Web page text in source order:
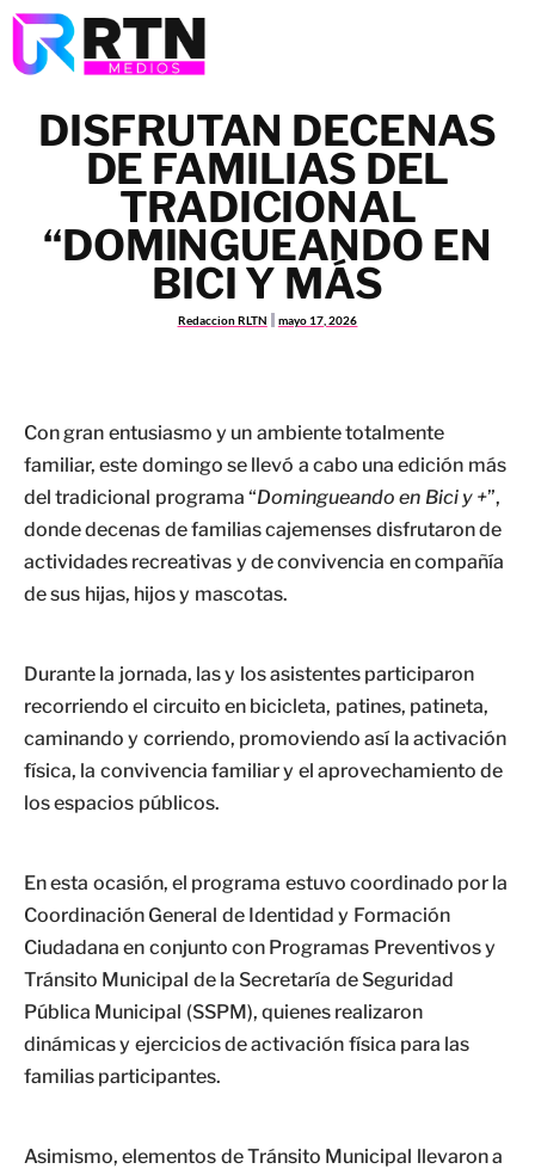
DISFRUTAN DECENAS
DE FAMILIAS DEL
TRADICIONAL
“DOMINGUEANDO EN
BICI Y MÁS
Redaccion RLTN mayo 17, 2026
Con gran entusiasmo y un ambiente totalmente
familiar, este domingo se llevó a cabo una edición más
del tradicional programa “Domingueando en Bici y +”,
donde decenas de familias cajemenses disfrutaron de
actividades recreativas y de convivencia en compañía
de sus hijas, hijos y mascotas.
Durante la jornada, las y los asistentes participaron
recorriendo el circuito en bicicleta, patines, patineta,
caminando y corriendo, promoviendo así la activación
física, la convivencia familiar y el aprovechamiento de
los espacios públicos.
En esta ocasión, el programa estuvo coordinado por la
Coordinación General de Identidad y Formación
Ciudadana en conjunto con Programas Preventivos y
Tránsito Municipal de la Secretaría de Seguridad
Pública Municipal (SSPM), quienes realizaron
dinámicas y ejercicios de activación física para las
familias participantes.
Asimismo, elementos de Tránsito Municipal llevaron a